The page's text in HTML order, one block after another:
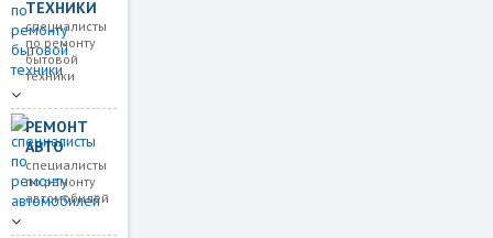
ТЕХНИКИ
специалисты
по ремонту
бытовой
техники
РЕМОНТ
АВТО
специалисты
по ремонту
автомобилей